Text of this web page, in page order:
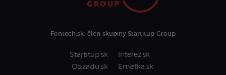
Fontech.sk, člen skupiny Startitup Group
Startitup.sk
Odzadu.sk
Interez.sk
Emefka.sk